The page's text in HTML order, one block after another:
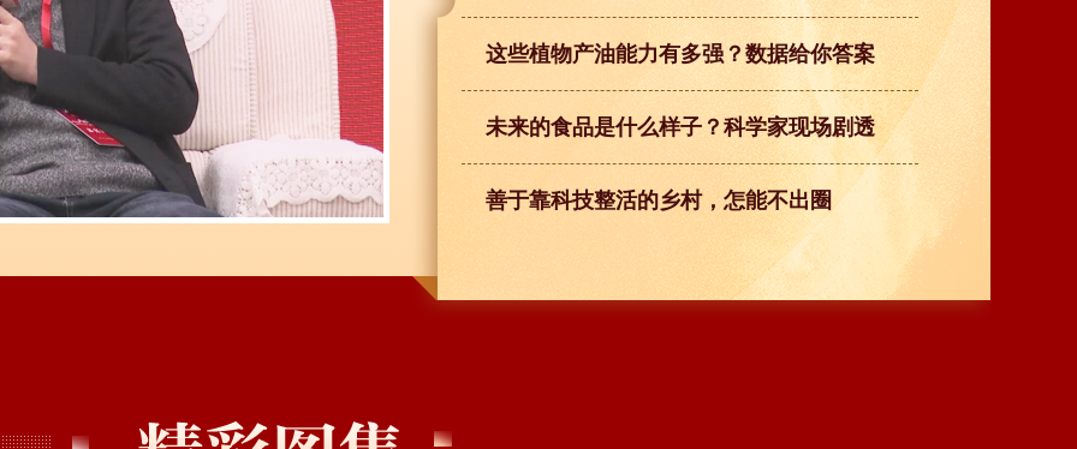
这些植物产油能力有多强？数据给你答案
未来的食品是什么样子？科学家现场剧透
善于靠科技整活的乡村，怎能不出圈